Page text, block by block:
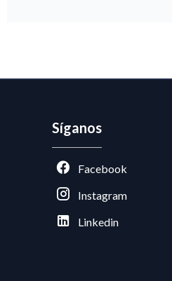
Síganos
Facebook
Instagram
Linkedin